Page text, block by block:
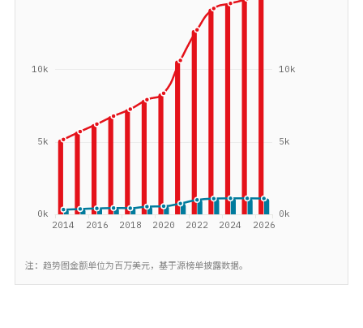
注：趋势图金额单位为百万美元，基于源榜单披露数据。